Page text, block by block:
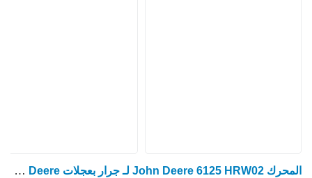
المحرك John Deere 6125 HRW02 لـ جرار بعجلات John Deere